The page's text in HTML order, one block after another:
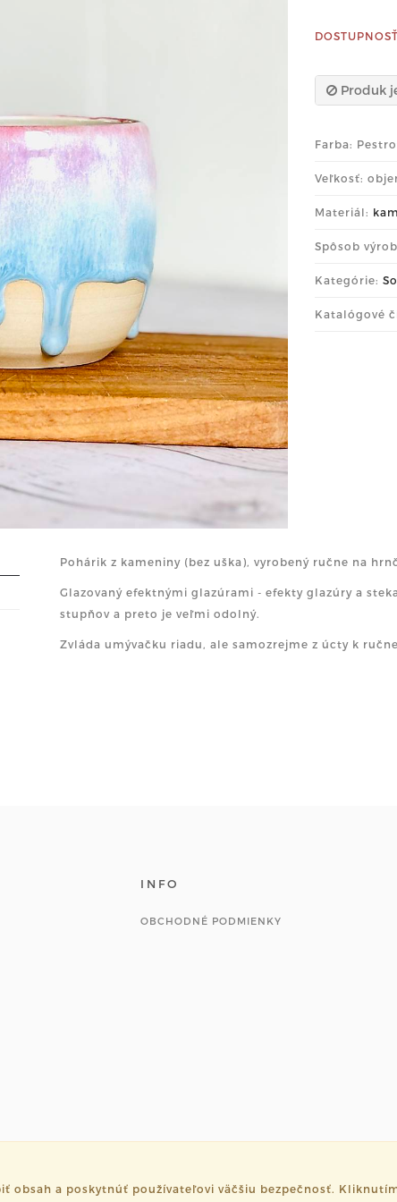
Produk
Farba:
Veľkosť:
Materiál:
Spôsob
Kategórie:
Katalógové
Pohárik z kameniny (bez uška), vyrobený ručne na
Glazovaný efektnými glazúrami - efekty glazúry a
stupňov a preto je veľmi odolný.
Zvláda umývačku riadu, ale samozrejme z úcty k
INFO
OBCHODNÉ PODMIENKY
obsah a poskytnúť používateľovi väčšiu bezpečnosť.